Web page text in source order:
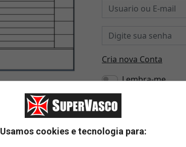
Usamos cookies e tecnologia para: